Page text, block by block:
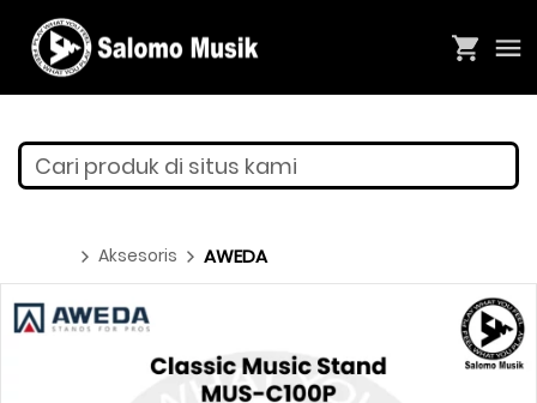
Cari produk di situs kami
Aksesoris AWEDA